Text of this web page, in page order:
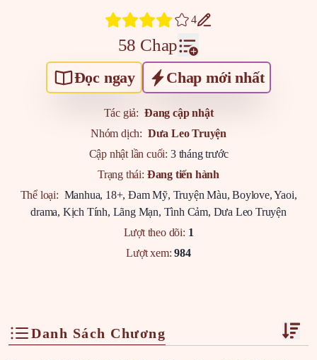
4
58 Chap
Đọc ngay Chap mới nhất
Tác giả: Đang cập nhật
Nhóm dịch: Dưa Leo Truyện
Cập nhật lần cuối: 3 tháng trước
Trạng thái: Đang tiến hành
Thể loại: Manhua, 18+,Đam Mỹ, Truyện Màu,Boylove,Yaoi,
drama, Kịch Tính, Lãng Mạn, Tình Cảm, Dưa Leo Truyện
Lượt theo dõi: 1
Lượt xem: 984
Danh Sách Chương